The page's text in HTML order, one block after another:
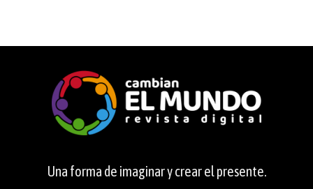
Una forma de imaginar y crear el presente.